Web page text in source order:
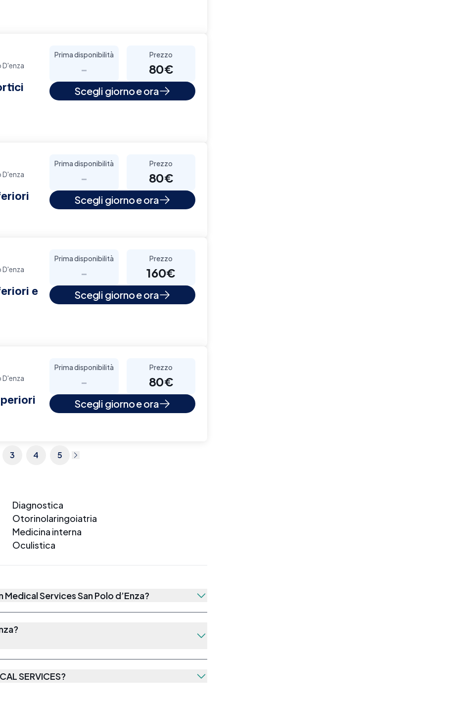
Prima disponibilità
-
Prezzo
80€
Scegli giorno e ora
Prima disponibilità
-
Prezzo
80€
Scegli giorno e ora
e
Prima disponibilità
-
Prezzo
160€
Scegli giorno e ora
Prima disponibilità
-
Prezzo
80€
Scegli giorno e ora
3 4 5
Diagnostica
Otorinolaringoiatria
Medicina interna
Oculistica
Services San Polo d’Enza?
SERVICES?